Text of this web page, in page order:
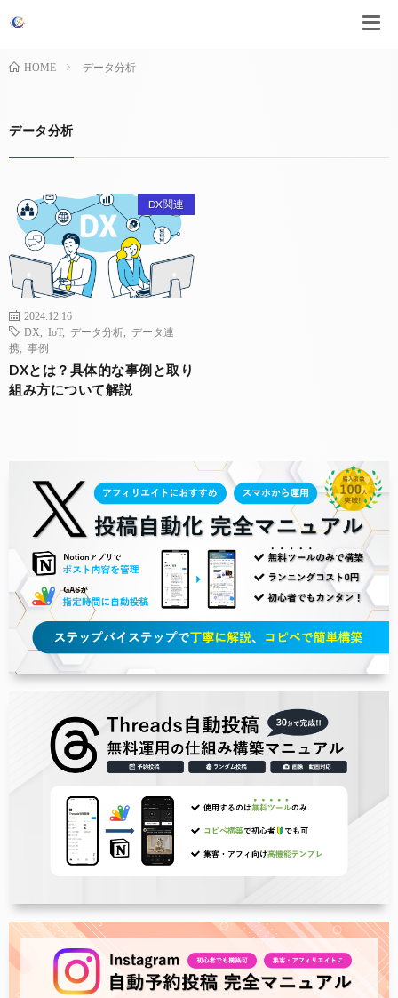
HOME データ分析
データ分析
DX関連
2024.12.16
DX
IoT, データ分析
データ連
携
事例
DXとは？具体的な事例と取り
組み方について解説